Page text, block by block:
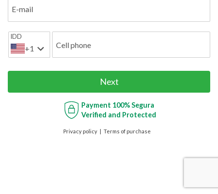
E-mail
IDD
+1 Cell phone
Next
Payment 100% Segura
Verified and Protected
Privacy policy Terms of purchase